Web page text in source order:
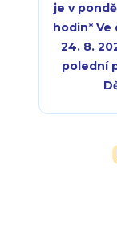
je v
hodin* Ve
24. 8.
polední